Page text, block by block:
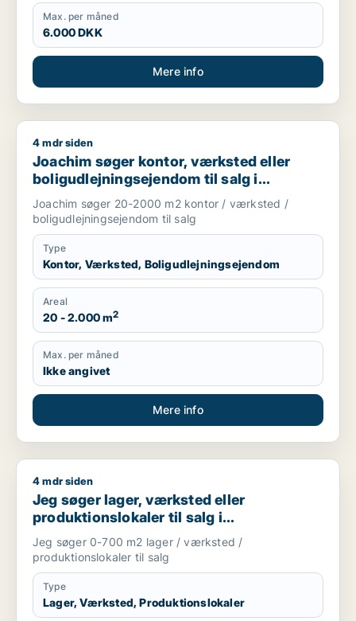
Max. per måned
6.000 DKK
Mere info
Joachim søger kontor, værksted eller
4 mdr siden
Joachim søger kontor, værksted eller
boligudlejningsejendom til salg i
Storkøbenhavn
Joachim søger 20-2000 m2 kontor / værksted /
boligudlejningsejendom til salg
Type
Kontor, Værksted, Boligudlejningsejendom
Areal
20 - 2.000 m2
Max. per måned
Ikke angivet
Mere info
Jeg søger lager, værksted eller produktionslokaler til salg i
4 mdr siden
Jeg søger lager, værksted eller
produktionslokaler til salg i
Storkøbenhavn
Jeg søger 0-700 m2 lager / værksted /
produktionslokaler til salg
Type
Lager, Værksted, Produktionslokaler